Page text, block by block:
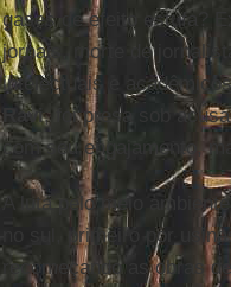
gases de efeito estufa?
jornais, morte de
intelectuais e
Ravi, foi presa sob
com seu engajamento,
A luta pelo meio
no sul, primeiro por
recomeçando as obras